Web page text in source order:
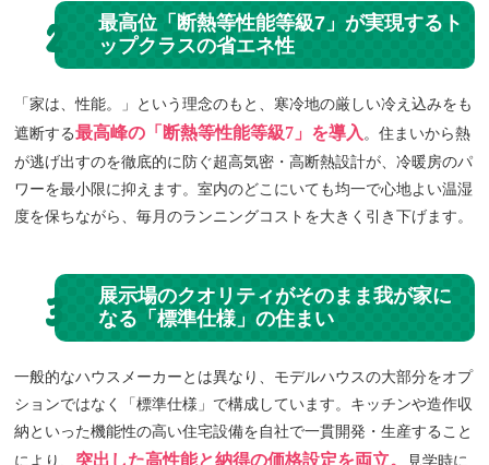
2
最高位「断熱等性能等級7」が実現するト
ップクラスの省エネ性
「家は、性能。」という理念のもと、寒冷地の厳しい冷え込みをも
遮断する最高峰の「断熱等性能等級7」を導入 。住まいから熱
が逃げ出すのを徹底的に防ぐ超高気密・高断熱設計が、冷暖房のパ
ワーを最小限に抑えます。室内のどこにいても均一で心地よい温湿
度を保ちながら、毎月のランニングコストを大きく引き下げます。
3
展示場のクオリティがそのまま我が家に
なる「標準仕様」の住まい
一般的なハウスメーカーとは異なり、モデルハウスの大部分をオプ
ションではなく「標準仕様」で構成しています。キッチンや造作収
納といった機能性の高い住宅設備を自社で一貫開発・生産すること
により、 突出した高性能と納得の価格設定を両立。
見学時に